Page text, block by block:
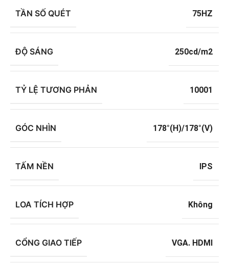
TẦN SỐ QUÉT 75HZ
ĐỘ SÁNG 250cd/m2
TỶ LỆ TƯƠNG PHẢN 10001
GÓC NHÌN 178°(H)/178°(V)
TẤM NỀN IPS
LOA TÍCH HỢP Không
CỔNG GIAO TIẾP VGA. HDMI